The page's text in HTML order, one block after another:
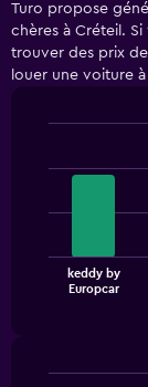
Turo propose
chères à Créteil.
trouver des prix
louer une voiture
bars.
The
chartkeddy by
Europcar